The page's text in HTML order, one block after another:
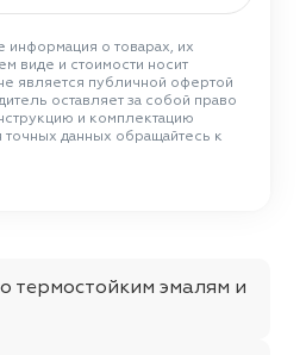
информация о товарах, их
виде и стоимости носит
является публичной офертой
оставляет за собой право
и комплектацию
данных обращайтесь к
термостойким эмалям и